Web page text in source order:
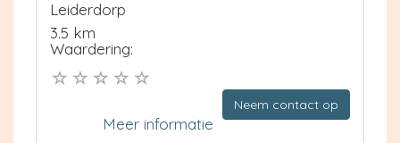
Leiderdorp
3.5 km
Waardering:
Neem contact op
Meer informatie